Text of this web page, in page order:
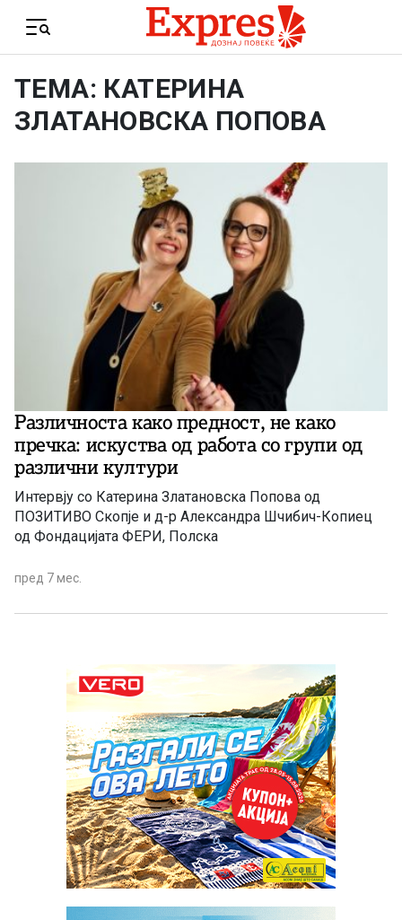
Menu
ТЕМА: КАТЕРИНА
ЗЛАТАНОВСКА ПОПОВА
Различноста како предност, не како
пречка: искуства од работа со групи од
различни култури
Интервју со Катерина Златановска Попова од
ПОЗИТИВО Скопје и д-р Александра Шчибич-Копиец
од Фондацијата ФЕРИ, Полска
пред 7 мес.